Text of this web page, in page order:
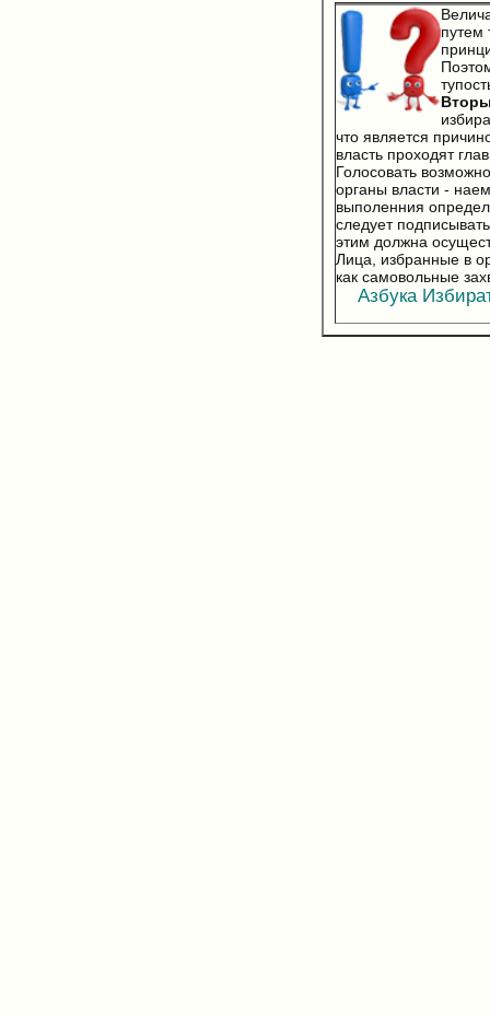
путем
что является
власть проходят
Голосовать
органы власти -
выполенния
следует
этим должна
Лица, избранные в
как самовольные
Азбука